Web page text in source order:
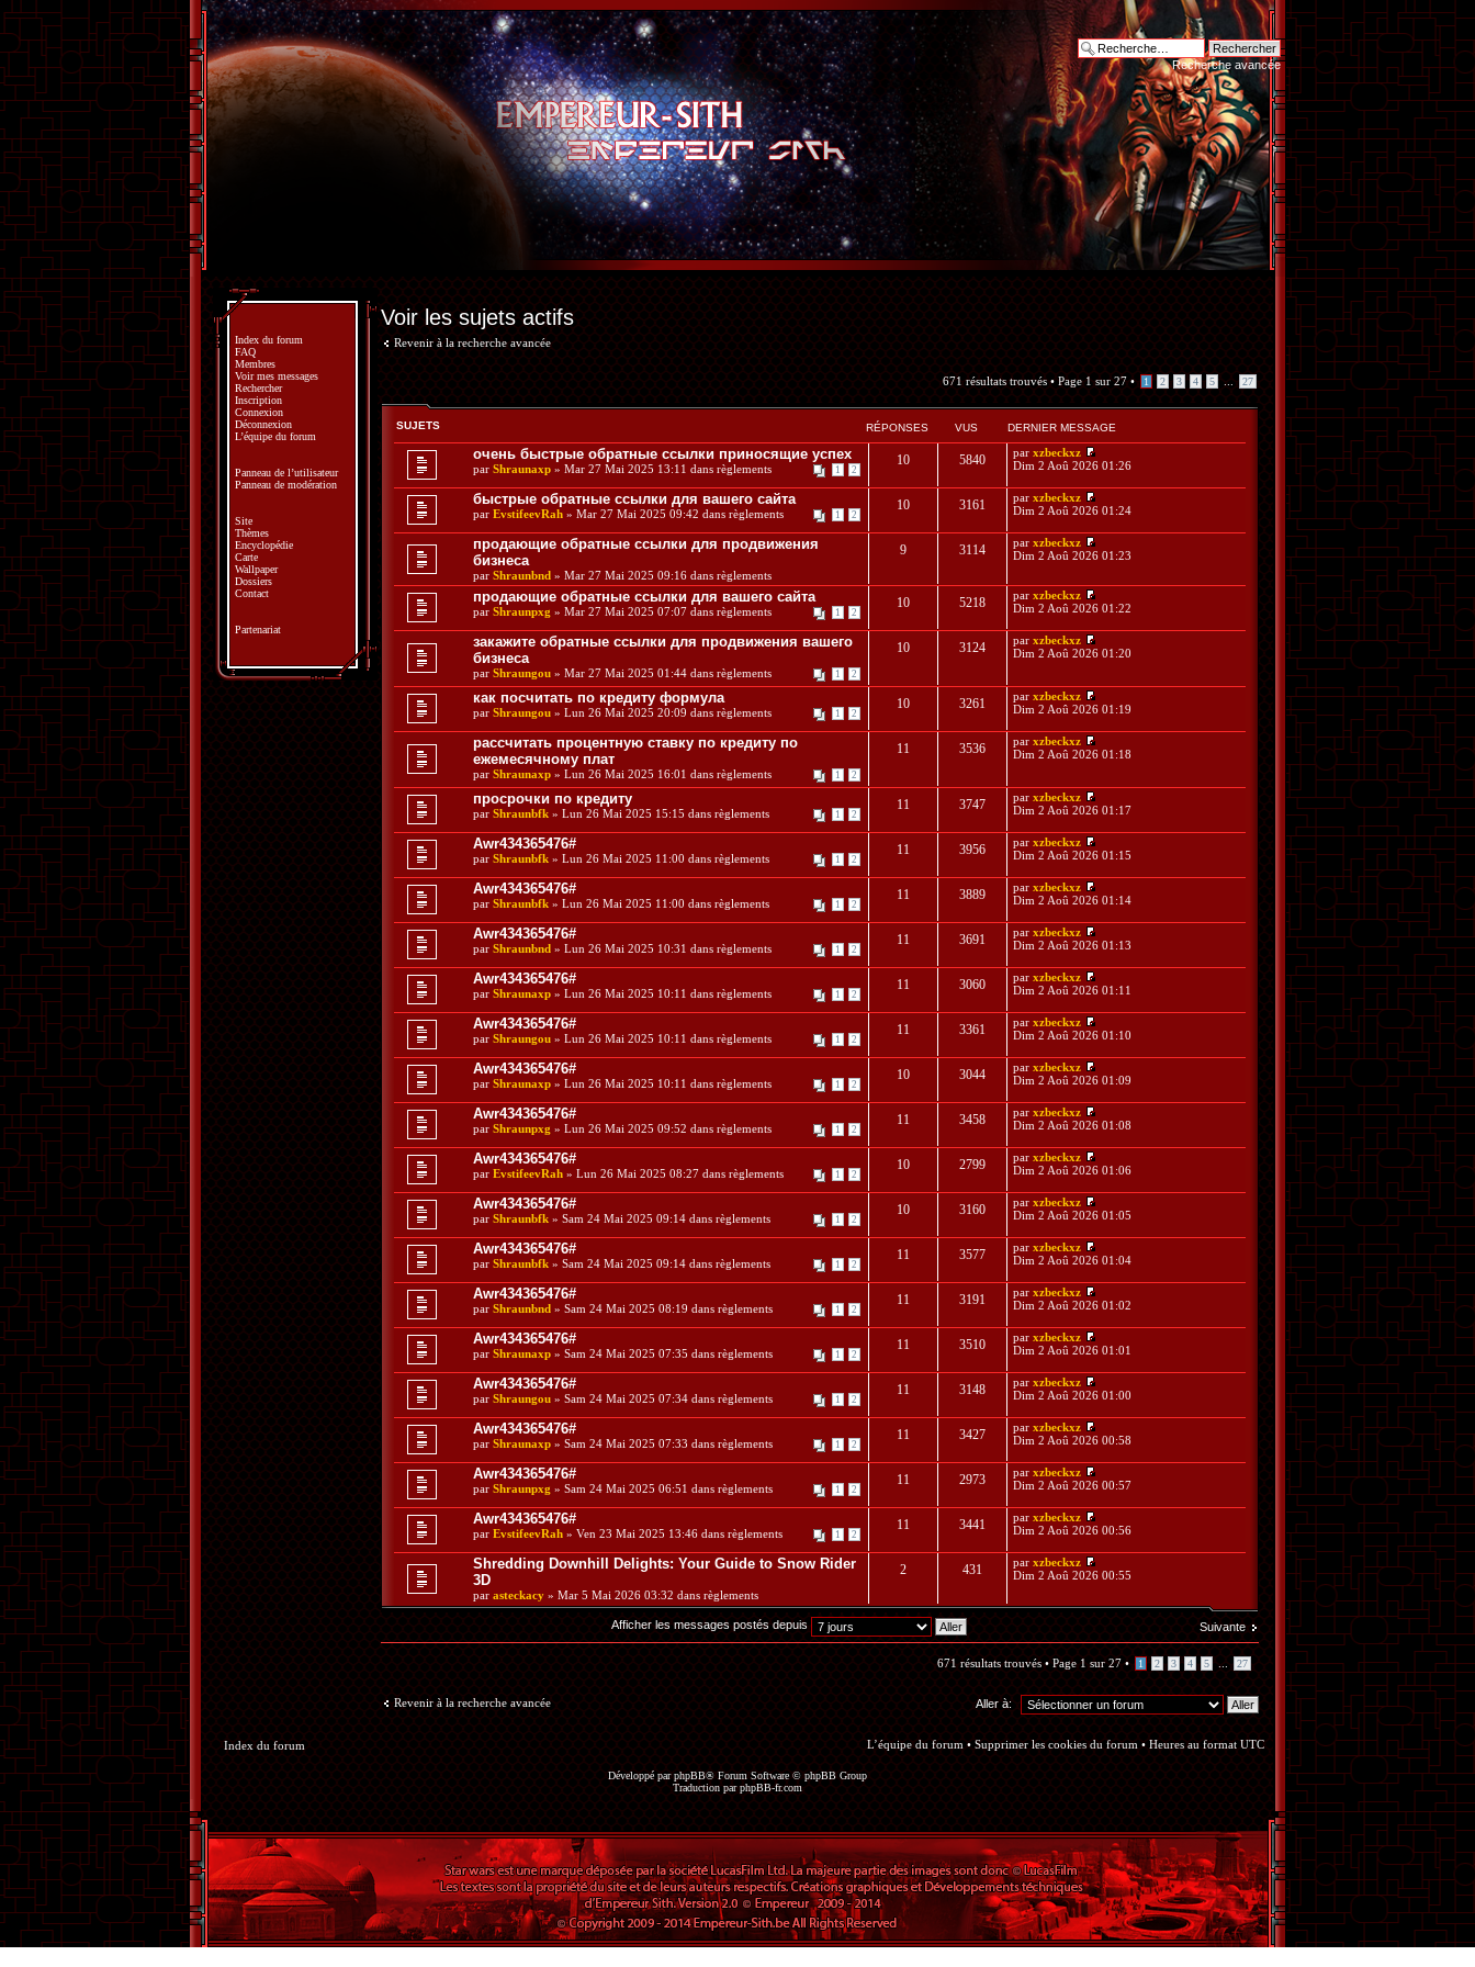
Recherche avancée
Voir les sujets actifs
Revenir à la recherche avancée
671 résultats trouvés • Page 1 sur 27 • 1 2 3 4 5 27
SUJETS RÉPONSES VUS DERNIER MESSAGE
очень быстрые обратные ссылки приносящие успех
1 2
par Shraunaxp » Mar 27 Mai 2025 13:11 dans règlements
10 5840 par xzbeckxz
Dim 2 Aoû 2026 01:26
быстрые обратные ссылки для вашего сайта
1 2
par EvstifeevRah » Mar 27 Mai 2025 09:42 dans règlements
10 3161 par xzbeckxz
Dim 2 Aoû 2026 01:24
продающие обратные ссылки для продвижения
бизнеса
par Shraunbnd » Mar 27 Mai 2025 09:16 dans règlements
9 3114 par xzbeckxz
Dim 2 Aoû 2026 01:23
продающие обратные ссылки для вашего сайта
1 2
par Shraunpxg » Mar 27 Mai 2025 07:07 dans règlements
10 5218 par xzbeckxz
Dim 2 Aoû 2026 01:22
закажите обратные ссылки для продвижения вашего
бизнеса
1 2
par Shraungou » Mar 27 Mai 2025 01:44 dans règlements
10 3124 par xzbeckxz
Dim 2 Aoû 2026 01:20
как посчитать по кредиту формула
1 2
par Shraungou » Lun 26 Mai 2025 20:09 dans règlements
10 3261 par xzbeckxz
Dim 2 Aoû 2026 01:19
рассчитать процентную ставку по кредиту по
ежемесячному плат
1 2
par Shraunaxp » Lun 26 Mai 2025 16:01 dans règlements
11 3536 par xzbeckxz
Dim 2 Aoû 2026 01:18
просрочки по кредиту
1 2
par Shraunbfk » Lun 26 Mai 2025 15:15 dans règlements
11 3747 par xzbeckxz
Dim 2 Aoû 2026 01:17
Awr434365476#
1 2
par Shraunbfk » Lun 26 Mai 2025 11:00 dans règlements
11 3956 par xzbeckxz
Dim 2 Aoû 2026 01:15
Awr434365476#
1 2
par Shraunbfk » Lun 26 Mai 2025 11:00 dans règlements
11 3889 par xzbeckxz
Dim 2 Aoû 2026 01:14
Awr434365476#
1 2
par Shraunbnd » Lun 26 Mai 2025 10:31 dans règlements
11 3691 par xzbeckxz
Dim 2 Aoû 2026 01:13
Awr434365476#
1 2
par Shraunaxp » Lun 26 Mai 2025 10:11 dans règlements
11 3060 par xzbeckxz
Dim 2 Aoû 2026 01:11
Awr434365476#
1 2
par Shraungou » Lun 26 Mai 2025 10:11 dans règlements
11 3361 par xzbeckxz
Dim 2 Aoû 2026 01:10
Awr434365476#
1 2
par Shraunaxp » Lun 26 Mai 2025 10:11 dans règlements
10 3044 par xzbeckxz
Dim 2 Aoû 2026 01:09
Awr434365476#
1 2
par Shraunpxg » Lun 26 Mai 2025 09:52 dans règlements
11 3458 par xzbeckxz
Dim 2 Aoû 2026 01:08
Awr434365476#
1 2
par EvstifeevRah » Lun 26 Mai 2025 08:27 dans règlements
10 2799 par xzbeckxz
Dim 2 Aoû 2026 01:06
Awr434365476#
1 2
par Shraunbfk » Sam 24 Mai 2025 09:14 dans règlements
10 3160 par xzbeckxz
Dim 2 Aoû 2026 01:05
Awr434365476#
1 2
par Shraunbfk » Sam 24 Mai 2025 09:14 dans règlements
11 3577 par xzbeckxz
Dim 2 Aoû 2026 01:04
Awr434365476#
1 2
par Shraunbnd » Sam 24 Mai 2025 08:19 dans règlements
11 3191 par xzbeckxz
Dim 2 Aoû 2026 01:02
Awr434365476#
1 2
par Shraunaxp » Sam 24 Mai 2025 07:35 dans règlements
11 3510 par xzbeckxz
Dim 2 Aoû 2026 01:01
Awr434365476#
1 2
par Shraungou » Sam 24 Mai 2025 07:34 dans règlements
11 3148 par xzbeckxz
Dim 2 Aoû 2026 01:00
Awr434365476#
1 2
par Shraunaxp » Sam 24 Mai 2025 07:33 dans règlements
11 3427 par xzbeckxz
Dim 2 Aoû 2026 00:58
Awr434365476#
1 2
par Shraunpxg » Sam 24 Mai 2025 06:51 dans règlements
11 2973 par xzbeckxz
Dim 2 Aoû 2026 00:57
Awr434365476#
1 2
par EvstifeevRah » Ven 23 Mai 2025 13:46 dans règlements
11 3441 par xzbeckxz
Dim 2 Aoû 2026 00:56
Shredding Downhill Delights: Your Guide to Snow Rider
3D
par asteckacy » Mar 5 Mai 2026 03:32 dans règlements
2 431 par xzbeckxz
Dim 2 Aoû 2026 00:55
Suivante
Afficher les messages postés depuis
671 résultats trouvés • Page 1 sur 27 • 1 2 3 4 5 27
Revenir à la recherche avancée Aller à:
Index du forum
FAQ
Membres
Voir mes messages
Rechercher
Inscription
Connexion
Déconnexion
L’équipe du forum
Panneau de l’utilisateur
Panneau de modération
Site
Thèmes
Encyclopédie
Carte
Wallpaper
Dossiers
Contact
Partenariat
Index du forum L’équipe du forum • Supprimer les cookies du forum • Heures au format UTC
Développé parphpBB® Forum Software © phpBB Group
Traduction parphpBB-fr.com